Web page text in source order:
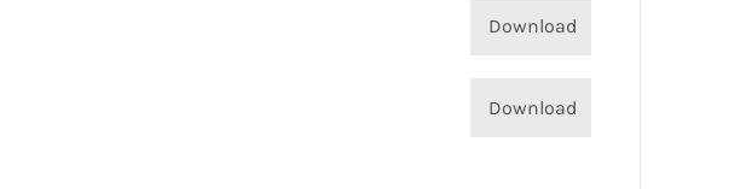
Download
Download